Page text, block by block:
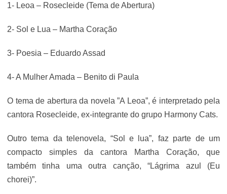
1- Leoa – Rosecleide (Tema de Abertura)
2- Sol e Lua – Martha Coração
3- Poesia – Eduardo Assad
4- A Mulher Amada – Benito di Paula
O tema de abertura da novela ”A Leoa”, é interpretado pela
cantora Rosecleide, ex-integrante do grupo Harmony Cats.
Outro tema da telenovela, “Sol e lua”, faz parte de um
compacto simples da cantora Martha Coração, que
também tinha uma outra canção, “Lágrima azul (Eu
chorei)”.